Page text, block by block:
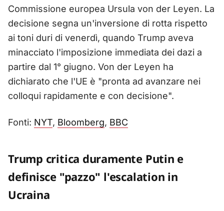
Commissione europea Ursula von der Leyen. La
decisione segna un'inversione di rotta rispetto
ai toni duri di venerdì, quando Trump aveva
minacciato l'imposizione immediata dei dazi a
partire dal 1° giugno. Von der Leyen ha
dichiarato che l'UE è "pronta ad avanzare nei
colloqui rapidamente e con decisione".
Fonti: NYT, Bloomberg, BBC
Trump critica duramente Putin e
definisce "pazzo" l'escalation in
Ucraina